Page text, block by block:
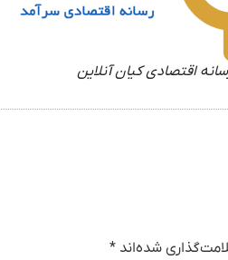
اقتصادی کیان آنلاین
شده‌اند *